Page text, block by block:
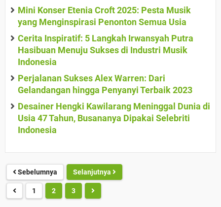
Mini Konser Etenia Croft 2025: Pesta Musik
yang Menginspirasi Penonton Semua Usia
Cerita Inspiratif: 5 Langkah Irwansyah Putra
Hasibuan Menuju Sukses di Industri Musik
Indonesia
Perjalanan Sukses Alex Warren: Dari
Gelandangan hingga Penyanyi Terbaik 2023
Desainer Hengki Kawilarang Meninggal Dunia di
Usia 47 Tahun, Busananya Dipakai Selebriti
Indonesia
Sebelumnya Selanjutnya
1 2 3